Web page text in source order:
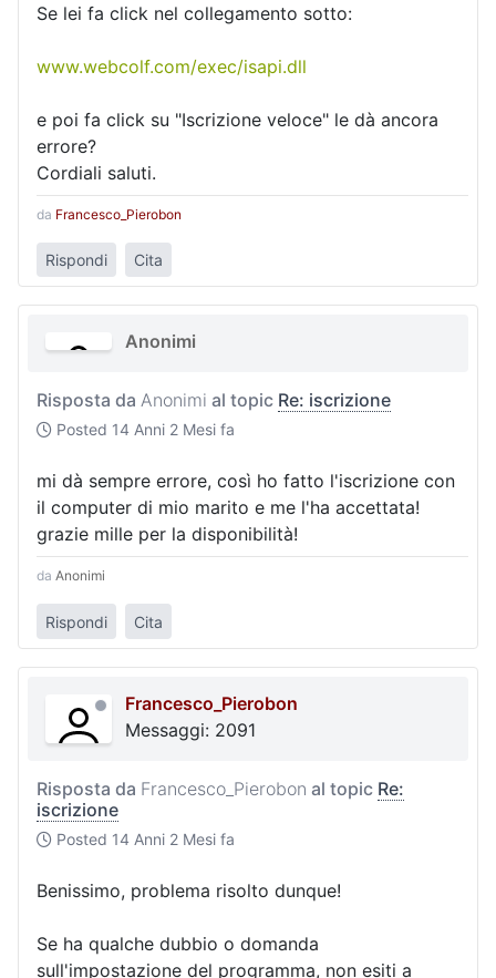
Se lei fa click nel collegamento sotto:
www.webcolf.com/exec/isapi.dll
e poi fa click su "Iscrizione veloce" le dà ancora
errore?
Cordiali saluti.
da Francesco_Pierobon
Rispondi Cita
Anonimi
Risposta da Anonimi al topic Re: iscrizione
Posted 14 Anni 2 Mesi fa
mi dà sempre errore, così ho fatto l'iscrizione con
il computer di mio marito e me l'ha accettata!
grazie mille per la disponibilità!
da Anonimi
Rispondi Cita
Francesco_Pierobon
Messaggi: 2091
Risposta da Francesco_Pierobon al topic Re:
iscrizione
Posted 14 Anni 2 Mesi fa
Benissimo, problema risolto dunque!
Se ha qualche dubbio o domanda
sull'impostazione del programma, non esiti a